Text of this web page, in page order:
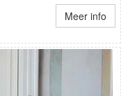
Meer info